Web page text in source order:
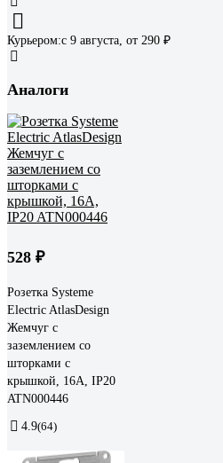
Курьером:c 9 августа, от 290 ₽
Аналоги
528 ₽
Розетка Systeme
Electric AtlasDesign
Жемчуг с
заземлением со
шторками с
крышкой, 16А, IP20
ATN000446
4.9(64)